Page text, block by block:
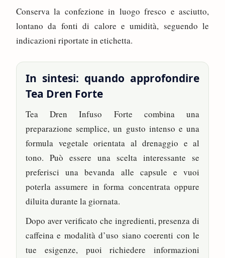
Conserva la confezione in luogo fresco e asciutto,
lontano da fonti di calore e umidità, seguendo le
indicazioni riportate in etichetta.
In sintesi: quando approfondire
Tea Dren Forte
Tea Dren Infuso Forte combina una
preparazione semplice, un gusto intenso e una
formula vegetale orientata al drenaggio e al
tono. Può essere una scelta interessante se
preferisci una bevanda alle capsule e vuoi
poterla assumere in forma concentrata oppure
diluita durante la giornata.
Dopo aver verificato che ingredienti, presenza di
caffeina e modalità d’uso siano coerenti con le
tue esigenze, puoi richiedere informazioni